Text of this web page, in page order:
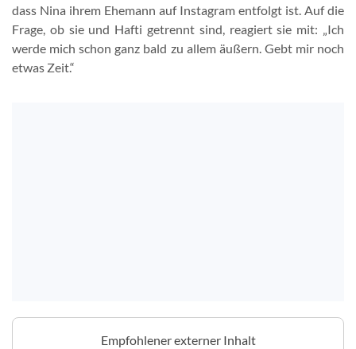
dass Nina ihrem Ehemann auf Instagram entfolgt ist. Auf die
Frage, ob sie und Hafti getrennt sind, reagiert sie mit: „Ich
werde mich schon ganz bald zu allem äußern. Gebt mir noch
etwas Zeit.“
Empfohlener externer Inhalt